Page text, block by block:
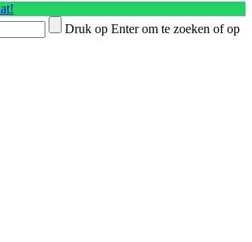
Druk op Enter om te zoeken of op